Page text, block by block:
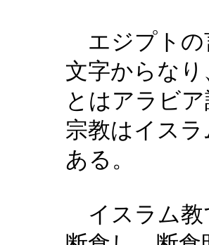
エジプト
文字からな
とはアラビ
宗教はイスラ
ある。
イスラム